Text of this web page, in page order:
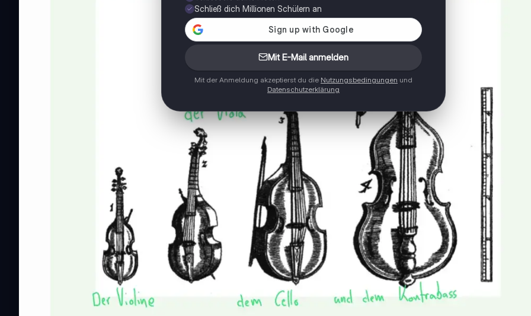
Schließ dich Millionen Schülern an
Mit E-Mail anmelden
Mit der Anmeldung akzeptierst du die Nutzungsbedingungen und
Datenschutzerklärung